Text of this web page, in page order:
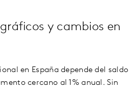
y cambios en
en España depende del saldo
cercano al 1% anual. Sin